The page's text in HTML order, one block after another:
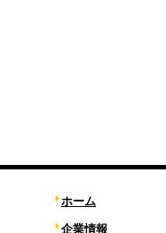
ホーム
企業情報